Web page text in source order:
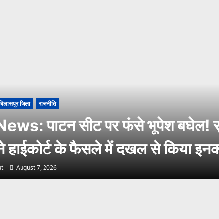
जिला राजनीति
पाटन सीट पर फंसे भूपेश बघेल!
हाईकोर्ट के फैसले में दखल से किया
August 7, 2026